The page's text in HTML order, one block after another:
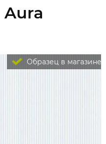
Образец в магазине